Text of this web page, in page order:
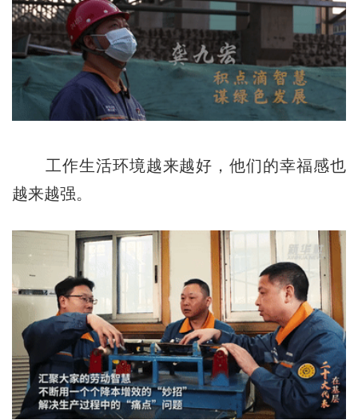
工作生活环境越来越好，他们的幸福感也
越来越强。